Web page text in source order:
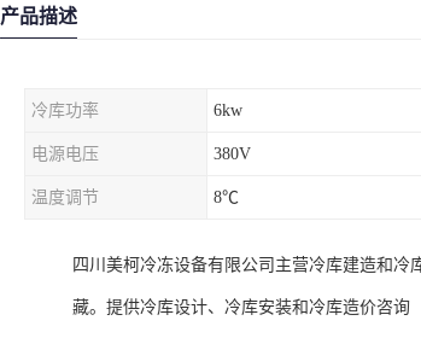
产品描述
冷库功率 6kw
电源电压 380V
温度调节 8℃
四川美柯冷冻设备有限公司主营冷库建造和
藏。提供冷库设计、冷库安装和冷库造价咨询